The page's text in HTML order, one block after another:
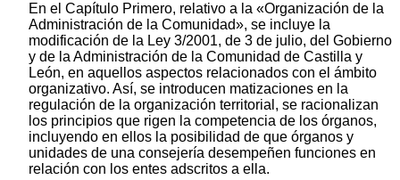
En el Capítulo Primero, relativo a la «Organización de la
Administración de la Comunidad», se incluye la
modificación de la Ley 3/2001, de 3 de julio, del Gobierno
y de la Administración de la Comunidad de Castilla y
León, en aquellos aspectos relacionados con el ámbito
organizativo. Así, se introducen matizaciones en la
regulación de la organización territorial, se racionalizan
los principios que rigen la competencia de los órganos,
incluyendo en ellos la posibilidad de que órganos y
unidades de una consejería desempeñen funciones en
relación con los entes adscritos a ella.